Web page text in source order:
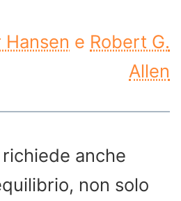
e Robert G.
Allen
anche
non solo